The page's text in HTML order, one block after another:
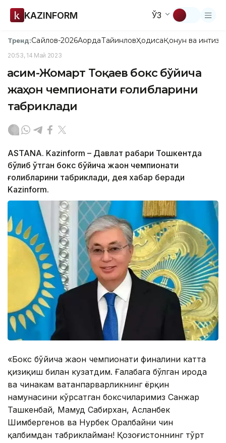
KAZINFORM ЎЗ
Тренд:Сайлов-2026АқордаТайинловҲодисаҚонун ва
20:53, 14 Май 2023
Қасим-Жомарт Тоқаев бокс бўйича
жаҳон чемпионати ғолибларини
табриклади
ASTANA. Kazinform – Давлат раҳбари Тошкентда
бўлиб ўтган бокс бўйича жаҳон чемпионати
ғолибларини табриклади, дея хабар беради
Kazinform.
«Бокс бўйича жаҳон чемпионати финалини катта
қизиқиш билан кузатдим. Ғалабага бўлган ирода
ва чинакам ватанпарварликнинг ёрқин
намунасини кўрсатган боксчиларимиз Санжар
Ташкенбай, Маҳмуд Сабирхан, Асланбек
Шимбергенов ва Нурбек Оралбайни чин
қалбимдан табриклайман! Қозоғистоннинг тўрт